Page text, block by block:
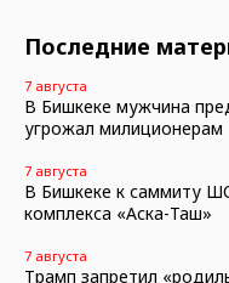
Последние
7 августа
В Бишкеке мужчина
угрожал милиционерам
7 августа
В Бишкеке к саммиту
комплекса «Аска-Таш»
7 августа
Трамп запретил